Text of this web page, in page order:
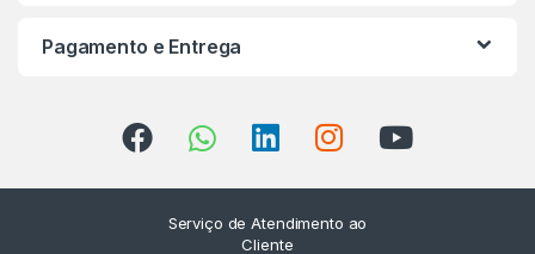
Pagamento e Entrega
Serviço de Atendimento ao
Cliente